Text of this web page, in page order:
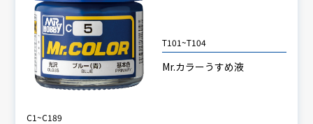
C1~C189
T101~T104
Mr.カラーうすめ液